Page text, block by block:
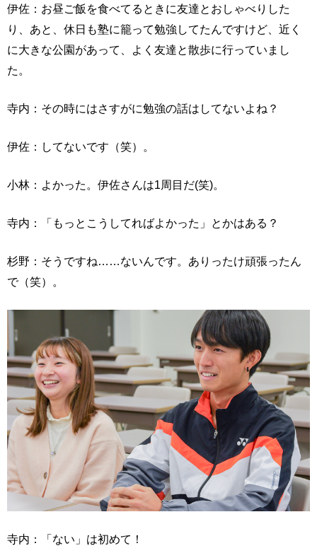
伊佐：お昼ご飯を食べてるときに友達とおしゃべりした
り、あと、休日も塾に籠って勉強してたんですけど、近く
に大きな公園があって、よく友達と散歩に行っていまし
た。
寺内：その時にはさすがに勉強の話はしてないよね？
伊佐：してないです（笑）。
小林：よかった。伊佐さんは1周目だ(笑)。
寺内：「もっとこうしてればよかった」とかはある？
杉野：そうですね……ないんです。ありったけ頑張ったん
で（笑）。
寺内：「ない」は初めて！